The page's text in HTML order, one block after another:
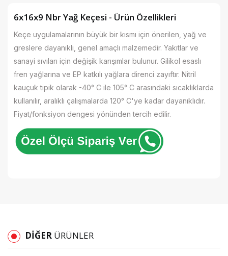
6x16x9 Nbr Yağ Keçesi - Ürün Özellikleri
Keçe uygulamalarının büyük bir kısmı için önerilen, yağ ve
greslere dayanıklı, genel amaçlı malzemedir. Yakıtlar ve
sanayi sıvıları için değişik karışımlar bulunur. Gilikol esaslı
fren yağlarına ve EP katkılı yağlara direnci zayıftır. Nitril
kauçuk tipik olarak -40° C ile 105° C arasındaki sıcaklıklarda
kullanılır, aralıklı çalışmalarda 120° C'ye kadar dayanıklıdır.
Fiyat/fonksiyon dengesi yönünden tercih edilir.
DIĞER ÜRÜNLER